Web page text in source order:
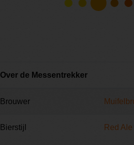
Over de Messentrekker
Brouwer
Bierstijl Red Ale